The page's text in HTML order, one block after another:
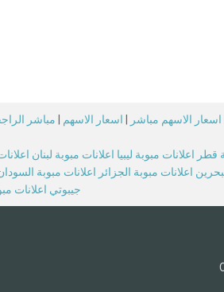
اسعار الاسهم مباشر اسعار الاسهم مباشر
قطر اعلانات مبوبة ليبيا اعلانات مبوبة لبنان
اعلانات مبوبة الجزائر اعلانات مبوبة
جيبوتي اعلانات